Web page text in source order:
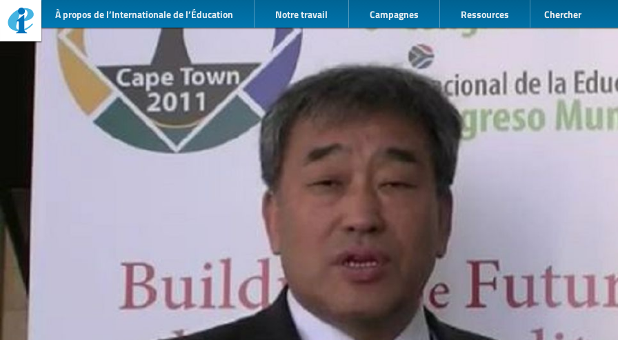
À propos de l’Internationale de l’Éducation Notre travail Campagnes Ressources Chercher